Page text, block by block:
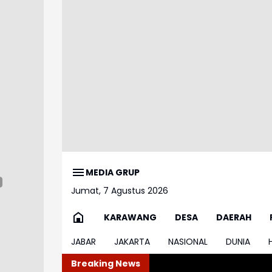
MEDIA GRUP
Jumat, 7 Agustus 2026
KARAWANG DESA DAERAH
JABAR
JAKARTA NASIONAL DUNIA
Breaking News